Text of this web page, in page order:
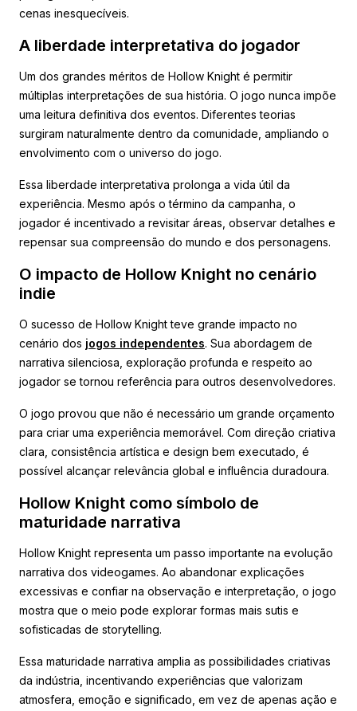
cenas inesquecíveis.
A liberdade interpretativa do jogador
Um dos grandes méritos de Hollow Knight é permitir
múltiplas interpretações de sua história. O jogo nunca impõe
uma leitura definitiva dos eventos. Diferentes teorias
surgiram naturalmente dentro da comunidade, ampliando o
envolvimento com o universo do jogo.
Essa liberdade interpretativa prolonga a vida útil da
experiência. Mesmo após o término da campanha, o
jogador é incentivado a revisitar áreas, observar detalhes e
repensar sua compreensão do mundo e dos personagens.
O impacto de Hollow Knight no cenário
indie
O sucesso de Hollow Knight teve grande impacto no
cenário dos jogos independentes. Sua abordagem de
narrativa silenciosa, exploração profunda e respeito ao
jogador se tornou referência para outros desenvolvedores.
O jogo provou que não é necessário um grande orçamento
para criar uma experiência memorável. Com direção criativa
clara, consistência artística e design bem executado, é
possível alcançar relevância global e influência duradoura.
Hollow Knight como símbolo de
maturidade narrativa
Hollow Knight representa um passo importante na evolução
narrativa dos videogames. Ao abandonar explicações
excessivas e confiar na observação e interpretação, o jogo
mostra que o meio pode explorar formas mais sutis e
sofisticadas de storytelling.
Essa maturidade narrativa amplia as possibilidades criativas
da indústria, incentivando experiências que valorizam
atmosfera, emoção e significado, em vez de apenas ação e